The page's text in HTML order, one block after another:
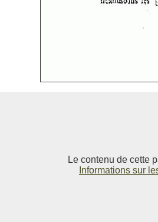
Le contenu de cette
Informations sur